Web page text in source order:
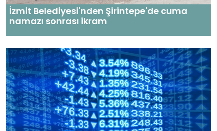
İzmit Belediyesi'nden Şirintepe'de cuma
namazı sonrası ikram